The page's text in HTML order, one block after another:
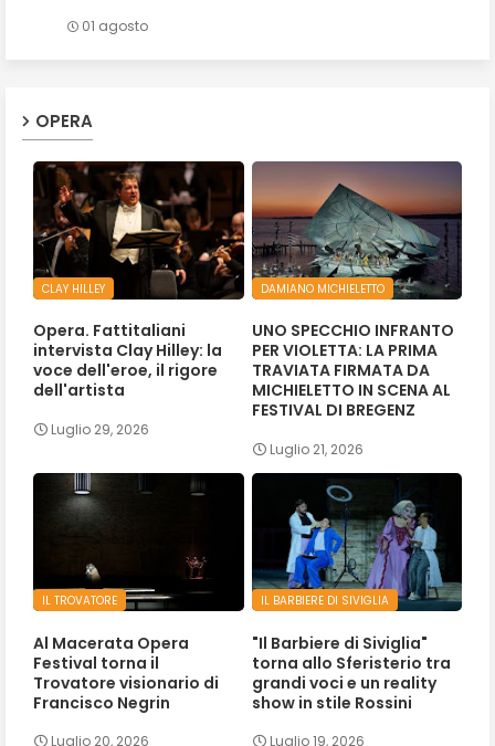
01 agosto
OPERA
CLAY HILLEY
Opera. Fattitaliani
intervista Clay Hilley: la
voce dell'eroe, il rigore
dell'artista
Luglio 29, 2026
DAMIANO MICHIELETTO
UNO SPECCHIO INFRANTO
PER VIOLETTA: LA PRIMA
TRAVIATA FIRMATA DA
MICHIELETTO IN SCENA AL
FESTIVAL DI BREGENZ
Luglio 21, 2026
IL TROVATORE
Al Macerata Opera
Festival torna il
Trovatore visionario di
Francisco Negrin
Luglio 20, 2026
IL BARBIERE DI SIVIGLIA
"Il Barbiere di Siviglia"
torna allo Sferisterio tra
grandi voci e un reality
show in stile Rossini
Luglio 19, 2026